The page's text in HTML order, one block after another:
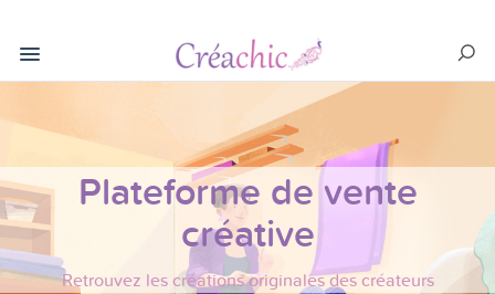
Plateforme de vente
créative
Retrouvez les créations originales des créateurs